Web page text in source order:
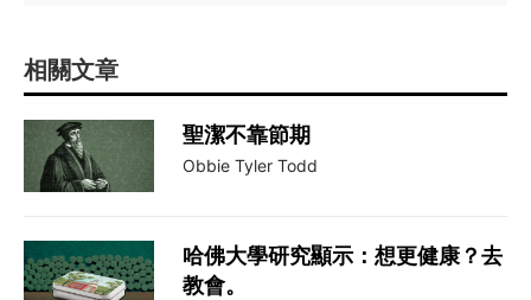
相關文章
聖潔不靠節期
Obbie Tyler Todd
哈佛大學研究顯示：想更健康？去
教會。